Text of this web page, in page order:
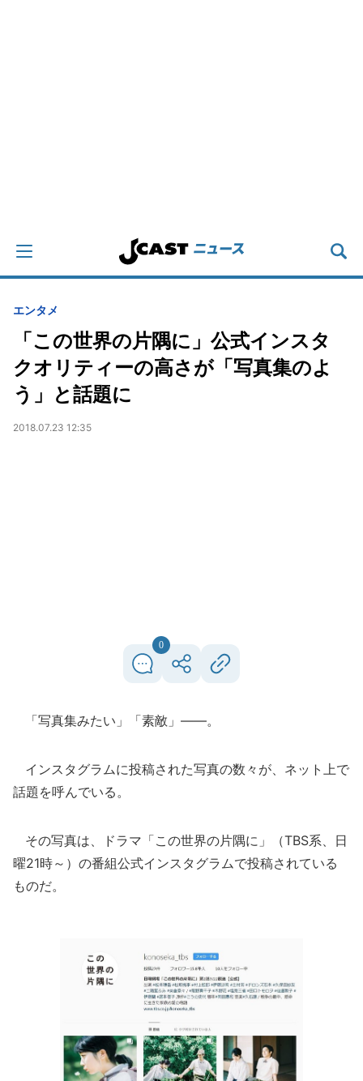
エンタメ
「この世界の片隅に」公式インスタ
クオリティーの高さが「写真集のよ
う」と話題に
2018.07.23 12:35
0
「写真集みたい」「素敵」――。
インスタグラムに投稿された写真の数々が、ネット上で
話題を呼んでいる。
その写真は、ドラマ「この世界の片隅に」（TBS系、日
曜21時～）の番組公式インスタグラムで投稿されている
ものだ。